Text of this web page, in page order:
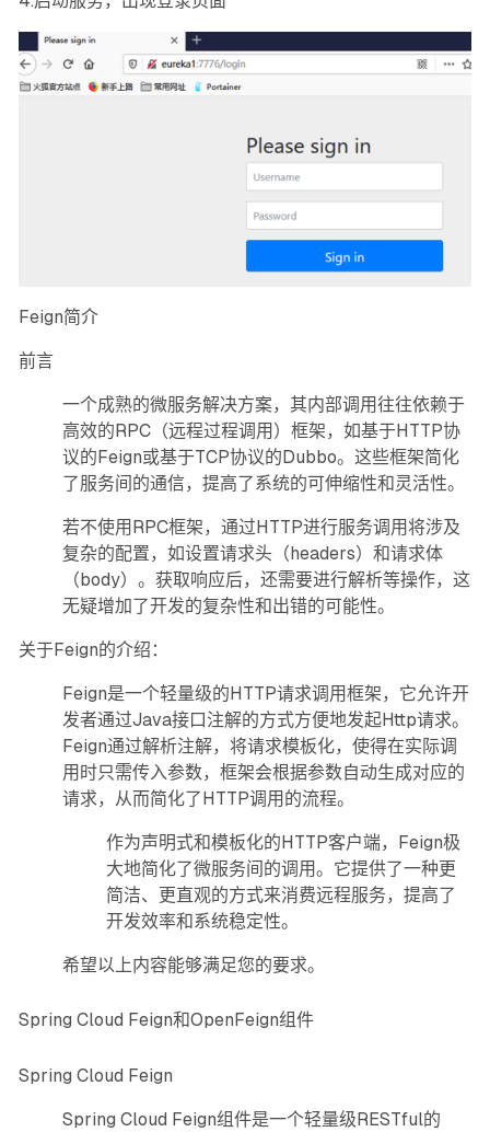
Feign简介
前言
一个成熟的微服务解决方案，其内部调用往往依赖于
高效的RPC（远程过程调用）框架，如基于HTTP协
议的Feign或基于TCP协议的Dubbo。这些框架简化
了服务间的通信，提高了系统的可伸缩性和灵活性。
若不使用RPC框架，通过HTTP进行服务调用将涉及
复杂的配置，如设置请求头（headers）和请求体
（body）。获取响应后，还需要进行解析等操作，这
无疑增加了开发的复杂性和出错的可能性。
关于Feign的介绍：
Feign是一个轻量级的HTTP请求调用框架，它允许开
发者通过Java接口注解的方式方便地发起Http请求。
Feign通过解析注解，将请求模板化，使得在实际调
用时只需传入参数，框架会根据参数自动生成对应的
请求，从而简化了HTTP调用的流程。
作为声明式和模板化的HTTP客户端，Feign极
大地简化了微服务间的调用。它提供了一种更
简洁、更直观的方式来消费远程服务，提高了
开发效率和系统稳定性。
希望以上内容能够满足您的要求。
Spring Cloud Feign和OpenFeign组件
Spring Cloud Feign
Spring Cloud Feign组件是一个轻量级RESTful的